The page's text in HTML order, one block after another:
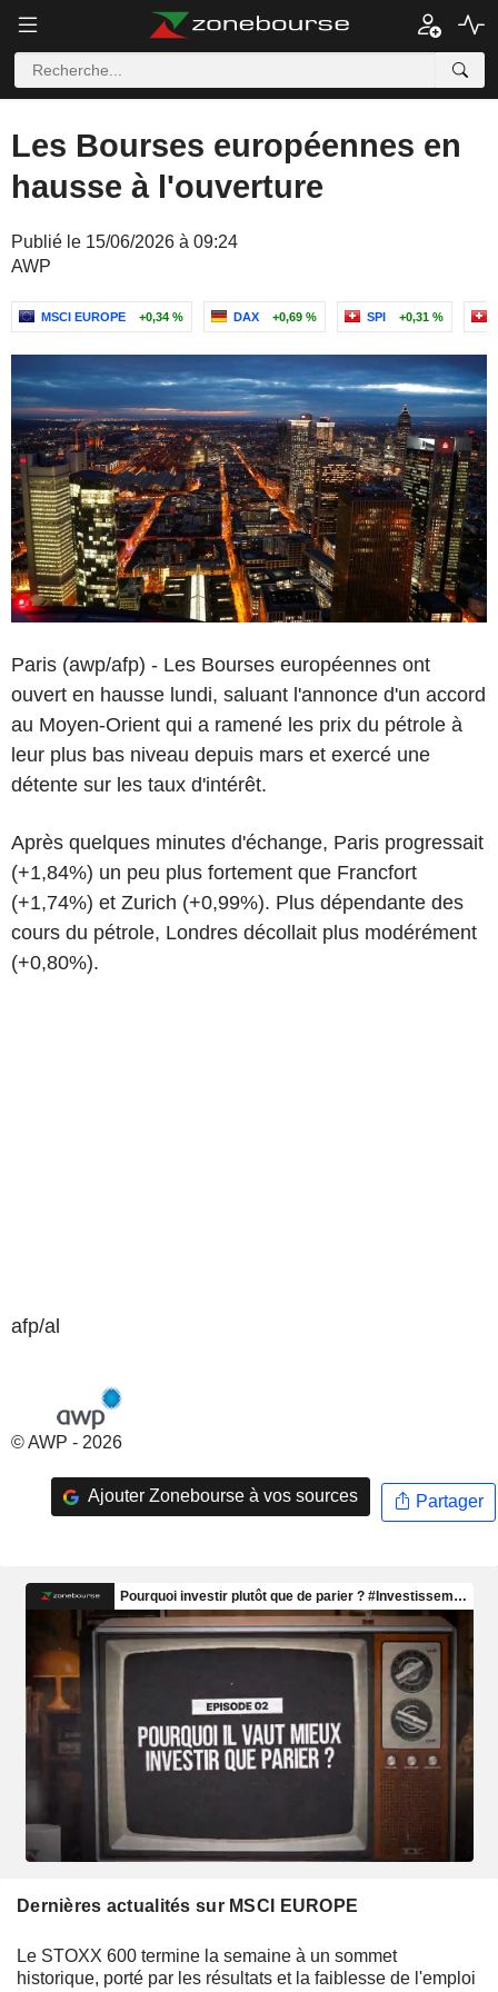
Les Bourses européennes en
hausse à l'ouverture
Publié le 15/06/2026 à 09:24
AWP
MSCI EUROPE +0,34 % DAX +0,69 % SPI +0,31 %
Paris (awp/afp) - Les Bourses européennes ont
ouvert en hausse lundi, saluant l'annonce d'un accord
au Moyen-Orient qui a ramené les prix du pétrole à
leur plus bas niveau depuis mars et exercé une
détente sur les taux d'intérêt.
Après quelques minutes d'échange, Paris progressait
(+1,84%) un peu plus fortement que Francfort
(+1,74%) et Zurich (+0,99%). Plus dépendante des
cours du pétrole, Londres décollait plus modérément
(+0,80%).
afp/al
© AWP - 2026
Ajouter Zonebourse à vos sources Partager
Dernières actualités sur MSCI EUROPE
Le STOXX 600 termine la semaine à un sommet
historique, porté par les résultats et la faiblesse de l'emploi